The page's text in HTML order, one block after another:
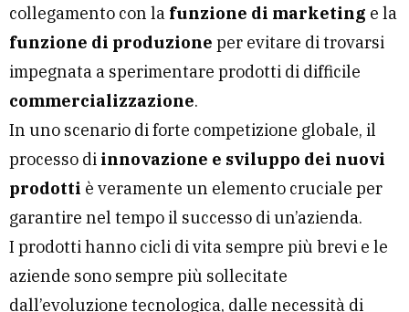
collegamento con la funzione di marketing e la
funzione di produzione per evitare di trovarsi
impegnata a sperimentare prodotti di difficile
commercializzazione.
In uno scenario di forte competizione globale, il
processo di innovazione e sviluppo dei nuovi
prodotti è veramente un elemento cruciale per
garantire nel tempo il successo di un’azienda.
I prodotti hanno cicli di vita sempre più brevi e le
aziende sono sempre più sollecitate
dall’evoluzione tecnologica, dalle necessità di